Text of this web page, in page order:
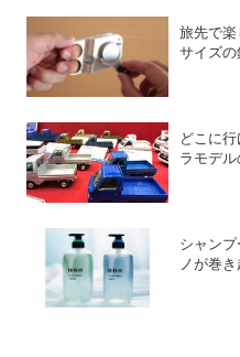
旅先で
サイズ
どこに
ラモデ
シャン
ノが巻